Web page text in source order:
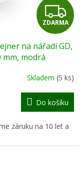
Z
D
A
R
M
A
ZDARMA
na nářadí GD,
mm, modrá
Skladem (5 ks)
Do košíku
záruku na 10 let a